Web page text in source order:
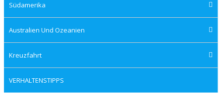
Südamerika
Australien Und Ozeanien
Kreuzfahrt
VERHALTENSTIPPS